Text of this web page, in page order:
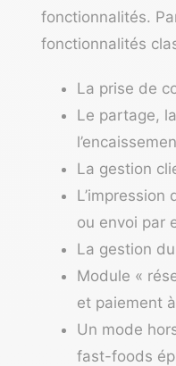
fonctionnalités.
fonctionnalités
La prise de
Le partage,
La gestion
ou envoi par
La gestion
Module «
et paiement
Un mode
fast-foods